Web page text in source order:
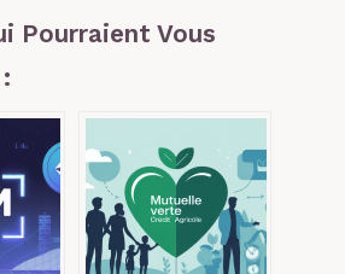
Pourraient Vous